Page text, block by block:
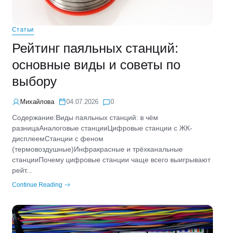
Статьи
Рейтинг паяльных станций:
основные виды и советы по
выбору
Михайлова 04.07.2026 0
Содержание:Виды паяльных станций: в чём
разницаАналоговые станцииЦифровые станции с ЖК-
дисплеемСтанции с феном
(термовоздушные)Инфракрасные и трёхканальные
станцииПочему цифровые станции чаще всего выигрывают
рейт...
Continue Reading